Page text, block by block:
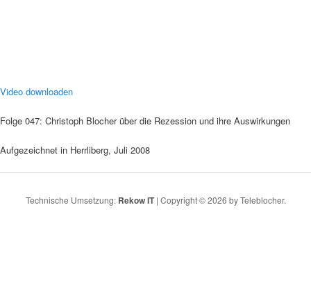
Video downloaden
Folge 047: Christoph Blocher über die Rezession und ihre Auswirkungen
Aufgezeichnet in Herrliberg, Juli 2008
Technische Umsetzung: Rekow IT| Copyright © 2026 by Teleblocher.